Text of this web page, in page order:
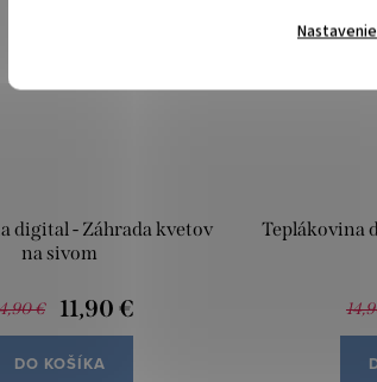
Nastavenie
digital - Záhrada kvetov
na sivom
€ 11,90 €
DO KOŠÍKA
Teplákovina